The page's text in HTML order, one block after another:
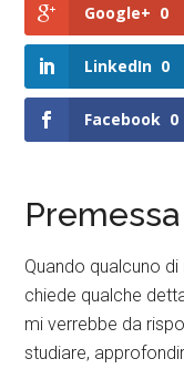
Google+ 0
LinkedIn 0
Facebook 0
Premessa
Quando qualcuno
chiede qualche
mi verrebbe da
studiare,